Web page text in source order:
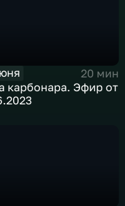
20 мин
карбонара. Эфир от